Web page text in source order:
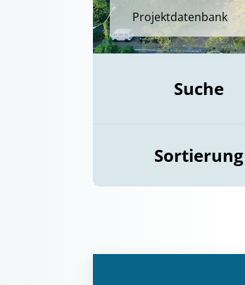
Projektdatenbank
Suche
Sortierung